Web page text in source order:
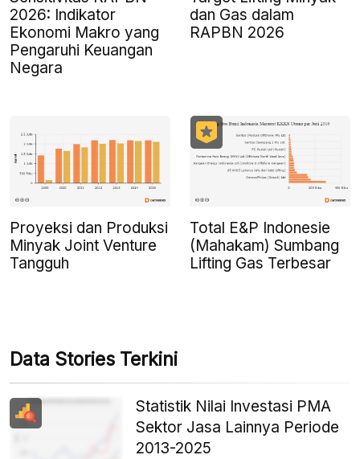
2026: Indikator
Ekonomi Makro yang
Pengaruhi Keuangan
Negara
dan Gas dalam
RAPBN 2026
Proyeksi dan Produksi
Minyak Joint Venture
Tangguh
Total E&P Indonesie
(Mahakam) Sumbang
Lifting Gas Terbesar
Data Stories Terkini
Statistik Nilai Investasi PMA
Sektor Jasa Lainnya Periode
2013-2025